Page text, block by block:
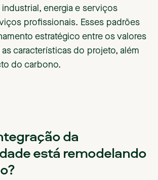
energia e serviços
profissionais. Esses padrões
estratégico entre os valores
características do projeto, além
do carbono.
da
está remodelando